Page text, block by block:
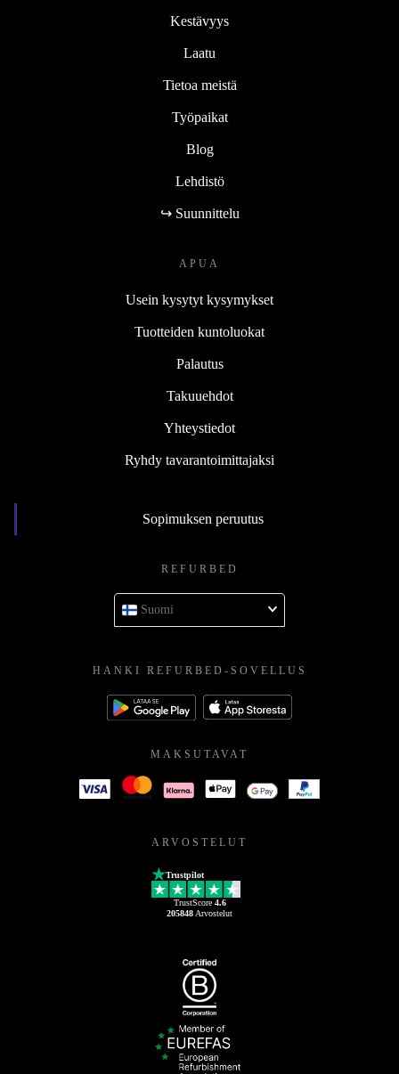
Kestävyys
Laatu
Tietoa meistä
Työpaikat
Blog
Lehdistö
↪ Suunnittelu
APUA
Usein kysytyt kysymykset
Tuotteiden kuntoluokat
Palautus
Takuuehdot
Yhteystiedot
Ryhdy tavarantoimittajaksi
Sopimuksen peruutus
REFURBED
Suomi
HANKI REFURBED-SOVELLUS
MAKSUTAVAT
ARVOSTELUT
Trustpilot
TrustScore 4.6
205848 Arvostelut